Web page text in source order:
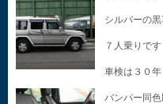
シルバーの
７人乗りです
車検は３０
バンパー同